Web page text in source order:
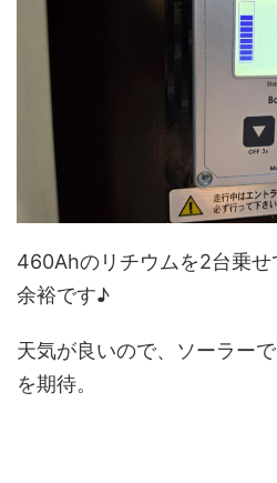
460Ahのリチウムを2台乗
余裕です♪
天気が良いので、ソーラー
を期待。